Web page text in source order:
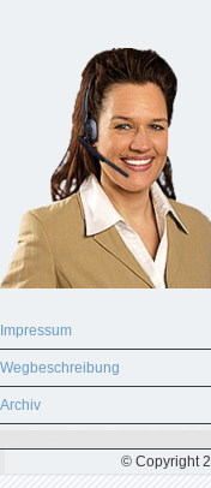
Impressum
Wegbeschreibung
Archiv
© Copyright